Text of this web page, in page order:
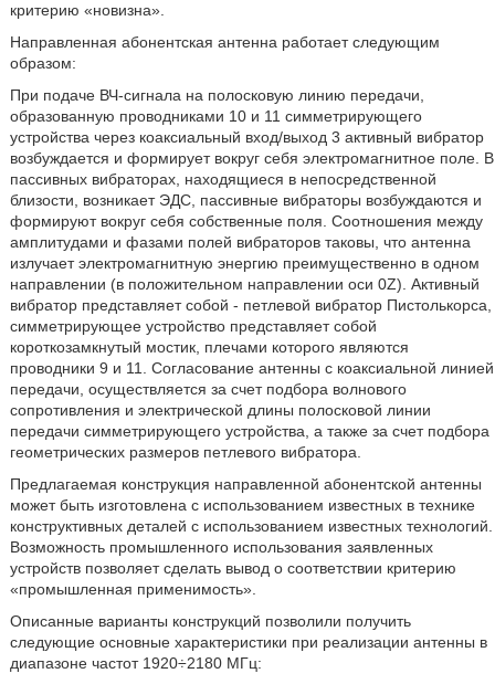
критерию «новизна».
Направленная абонентская антенна работает следующим
образом:
При подаче ВЧ-сигнала на полосковую линию передачи,
образованную проводниками 10 и 11 симметрирующего
устройства через коаксиальный вход/выход 3 активный вибратор
возбуждается и формирует вокруг себя электромагнитное поле. В
пассивных вибраторах, находящиеся в непосредственной
близости, возникает ЭДС, пассивные вибраторы возбуждаются и
формируют вокруг себя собственные поля. Соотношения между
амплитудами и фазами полей вибраторов таковы, что антенна
излучает электромагнитную энергию преимущественно в одном
направлении (в положительном направлении оси 0Z). Активный
вибратор представляет собой - петлевой вибратор Пистолькорса,
симметрирующее устройство представляет собой
короткозамкнутый мостик, плечами которого являются
проводники 9 и 11. Согласование антенны с коаксиальной линией
передачи, осуществляется за счет подбора волнового
сопротивления и электрической длины полосковой линии
передачи симметрирующего устройства, а также за счет подбора
геометрических размеров петлевого вибратора.
Предлагаемая конструкция направленной абонентской антенны
может быть изготовлена с использованием известных в технике
конструктивных деталей с использованием известных технологий.
Возможность промышленного использования заявленных
устройств позволяет сделать вывод о соответствии критерию
«промышленная применимость».
Описанные варианты конструкций позволили получить
следующие основные характеристики при реализации антенны в
диапазоне частот 1920÷2180 МГц: